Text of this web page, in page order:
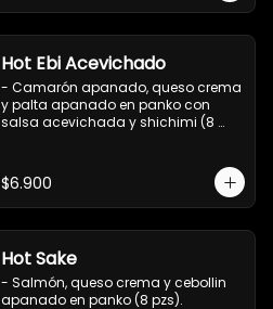
Hot Ebi Acevichado
- Camarón apanado, queso crema
y palta apanado en panko con
salsa acevichada y shichimi (8
$6.900
Hot Sake
- Salmón, queso crema y cebollin
apanado en panko (8 pzs).